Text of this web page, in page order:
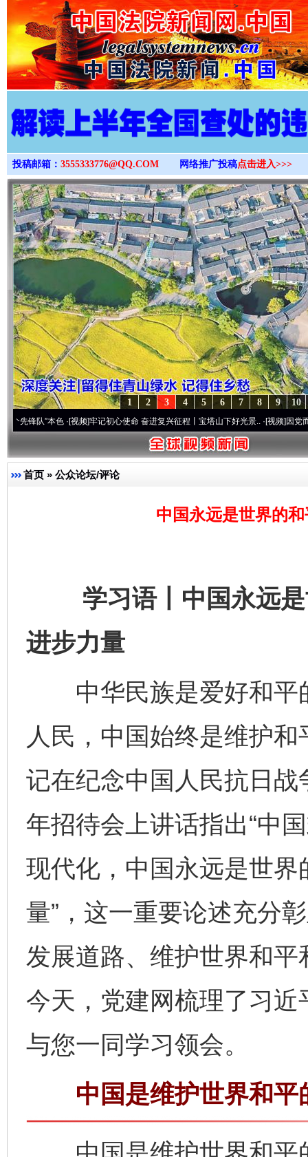
>
投稿邮箱： 3555333776@QQ.COM 网络推广投稿点击进入>>>
10
9
8
7
6
5
4
3
2
1
本色·[视频]牢记初心使命 奋进复兴征程丨宝塔山下好光景..·[视频]因党而生 为党
首页 » 公众论坛/评论
中国永远是世界的
学习语丨中国永远是
进步力量
中华民族是爱好和平
人民，中国始终是维护
记在纪念中国人民抗日
年招待会上讲话指出“中
现代化，中国永远是世
量”，这一重要论述充分
发展道路、维护世界和
今天，党建网梳理了习
与您一同学习领会。
中国是维护世界和平